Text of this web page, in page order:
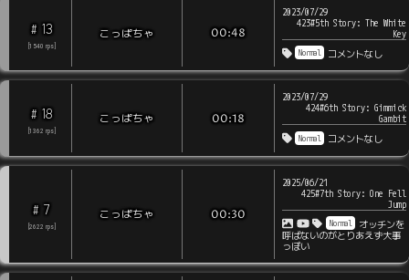
# 13
1540 rps
こっぱちゃ 00:48
2023/07/29
423#5th Story: The White
Key
Normal コメントなし
# 18
1362 rps
こっぱちゃ 00:18
2023/07/29
424#6th Story: Gimmick
Gambit
Normal コメントなし
# 7
2622 rps
こっぱちゃ 00:30
2025/06/21
425#7th Story: One Fell
Jump
Normal
オッチンを
呼ばないのがとりあえず大事
っぽい